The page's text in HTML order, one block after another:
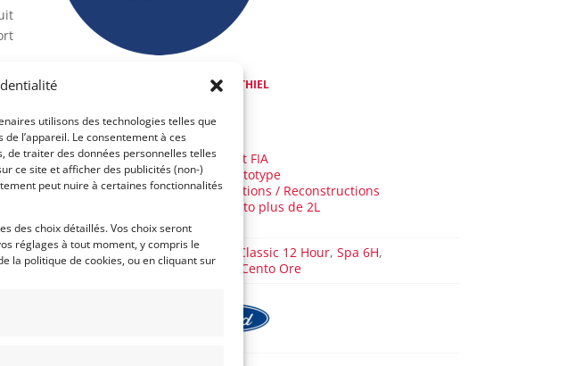
utilisons des technologies telles que
l’appareil. Le consentement à ces
de traiter des données personnelles telles
ce site et afficher des publicités (non-)
peut nuire à certaines fonctionnalités
des choix détaillés. Vos choix seront
réglages à tout moment, y compris le
la politique de cookies, ou en cliquant sur
Mike VAN THIEL
Publié: 13 novembre 2017 (il y a 9 ans)
Catégorie :
GT Circuit FIA
Sport Prototype
Continuations / Reconstructions
Sport Proto plus de 2L
GT40
Eligibilités :
Sebring Classic 12 Hour, Spa 6H,
Modena Cento Ore